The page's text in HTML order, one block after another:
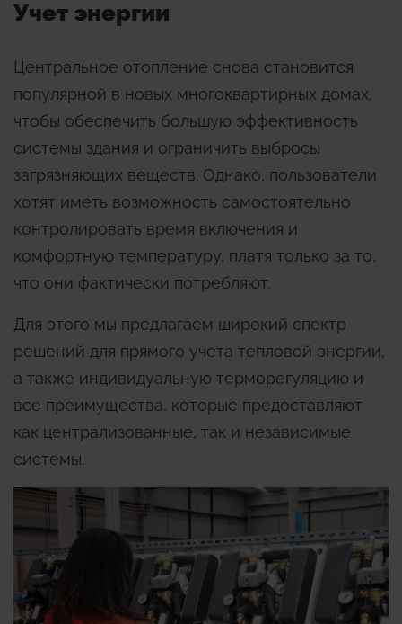
Учет энергии
Центральное отопление снова становится
популярной в новых многоквартирных домах,
чтобы обеспечить большую эффективность
системы здания и ограничить выбросы
загрязняющих веществ. Однако, пользователи
хотят иметь возможность самостоятельно
контролировать время включения и
комфортную температуру, платя только за то,
что они фактически потребляют.
Для этого мы предлагаем широкий спектр
решений для прямого учета тепловой энергии,
а также индивидуальную терморегуляцию и
все преимущества, которые предоставляют
как централизованные, так и независимые
системы.